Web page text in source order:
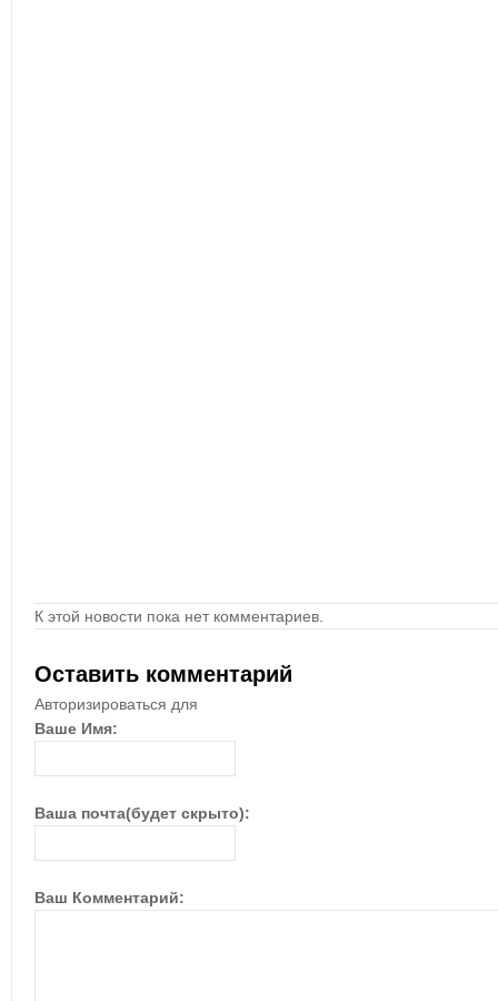
К этой новости пока нет комментариев.
Оставить комментарий
Авторизироваться для
Ваше Имя:
Ваша почта(будет скрыто):
Ваш Комментарий: